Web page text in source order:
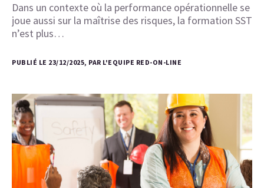
Dans un contexte où la performance opérationnelle se
joue aussi sur la maîtrise des risques, la formation SST
n’est plus…
PUBLIÉ LE 23/12/2025, PAR L'EQUIPE RED-ON-LINE